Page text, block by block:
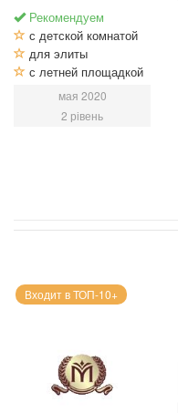
Рекомендуем
с детской комнатой
для элиты
с летней площадкой
мая 2020
2 рівень
Входит в ТОП-10+